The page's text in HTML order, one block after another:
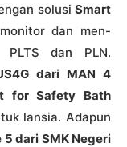
solusiSmart
dan men-
dan PLN.
dari MAN 4
for Safety Bath
lansia. Adapun
dari SMK Negeri